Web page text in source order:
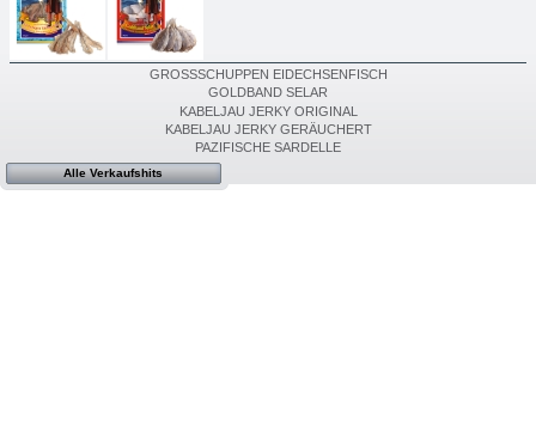
GROSSSCHUPPEN EIDECHSENFISCH
GOLDBAND SELAR
KABELJAU JERKY ORIGINAL
KABELJAU JERKY GERÄUCHERT
PAZIFISCHE SARDELLE
Alle Verkaufshits